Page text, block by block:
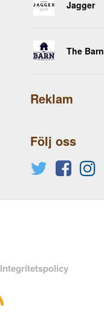
Jagger
The Barn
Reklam
Följ oss
Integritetspolicy